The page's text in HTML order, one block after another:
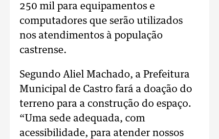
250 mil para equipamentos e
computadores que serão utilizados
nos atendimentos à população
castrense.
Segundo Aliel Machado, a Prefeitura
Municipal de Castro fará a doação do
terreno para a construção do espaço.
“Uma sede adequada, com
acessibilidade, para atender nossos